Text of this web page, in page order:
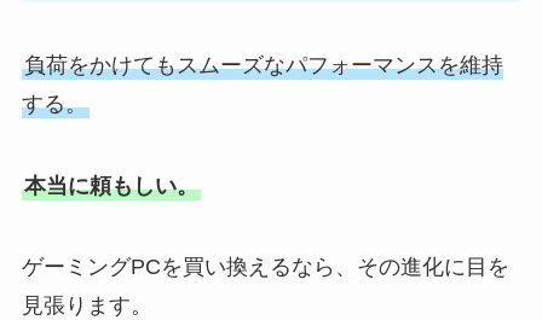
負荷をかけてもスムーズなパフォーマンスを維持
する。
本当に頼もしい。
ゲーミングPCを買い換えるなら、その進化に目を
見張ります。